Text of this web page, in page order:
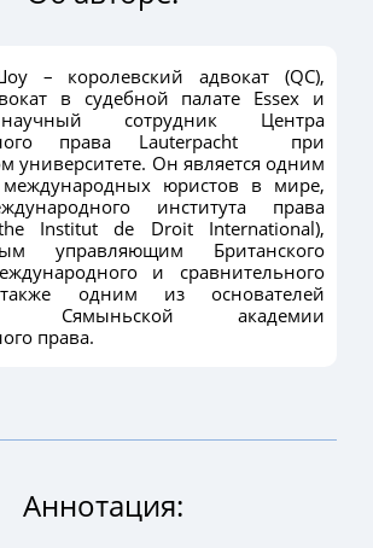
– королевский адвокат (QC),
в судебной палате Essex и
сотрудник Центра
права Lauterpacht при
университете. Он является одним
юристов в мире,
института права
Institut de Droit International),
управляющим Британского
и сравнительного
одним из основателей
Сямыньской академии
права.
Аннотация: